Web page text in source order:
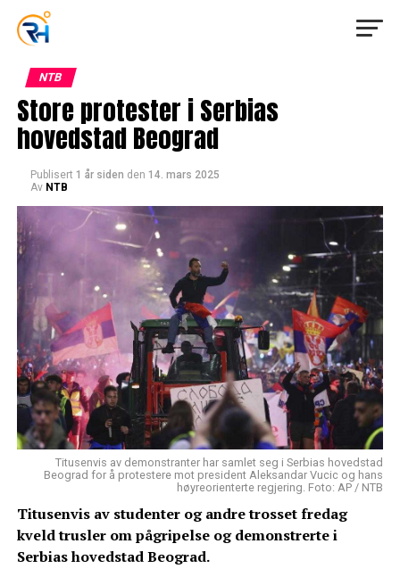
NTB
Store protester i Serbias
hovedstad Beograd
Publisert 1 år siden den 14. mars 2025
Av NTB
Titusenvis av demonstranter har samlet seg i Serbias hovedstad
Beograd for å protestere mot president Aleksandar Vucic og hans
høyreorienterte regjering. Foto: AP / NTB
Titusenvis av studenter og andre trosset fredag
kveld trusler om pågripelse og demonstrerte i
Serbias hovedstad Beograd.